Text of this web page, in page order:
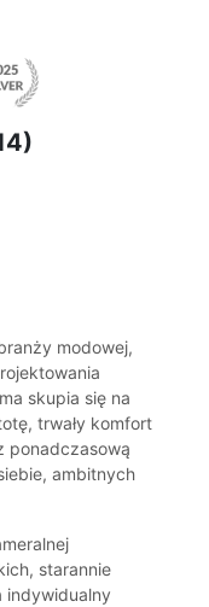
modowej,
skupia się na
trwały komfort
ponadczasową
ambitnych
starannie
indywidualny